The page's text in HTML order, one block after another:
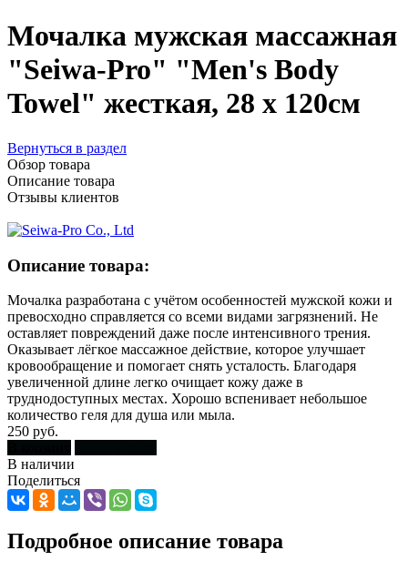
Мочалка мужская массажная
"Seiwa-Pro" "Men's Body
Towel" жесткая, 28 х 120см
Вернуться в раздел
Обзор товара
Описание товара
Отзывы клиентов
Описание товара:
Мочалка разработана с учётом особенностей мужской кожи и
превосходно справляется со всеми видами загрязнений. Не
оставляет повреждений даже после интенсивного трения.
Оказывает лёгкое массажное действие, которое улучшает
кровообращение и помогает снять усталость. Благодаря
увеличенной длине легко очищает кожу даже в
труднодоступных местах. Хорошо вспенивает небольшое
количество геля для душа или мыла.
250 руб.
В наличии
Поделиться
Подробное описание товара